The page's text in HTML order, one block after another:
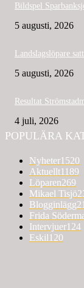
Bildspel
5 augusti, 2026
Landslagslöpare
5 augusti, 2026
Resultat
4 juli, 2026
POPULÄRA
Nyheter1520
Aktuellt1189
Löparen269
Mikael Tisjö
Blogginlägg
Frida
Intervjuer124
Eskil120